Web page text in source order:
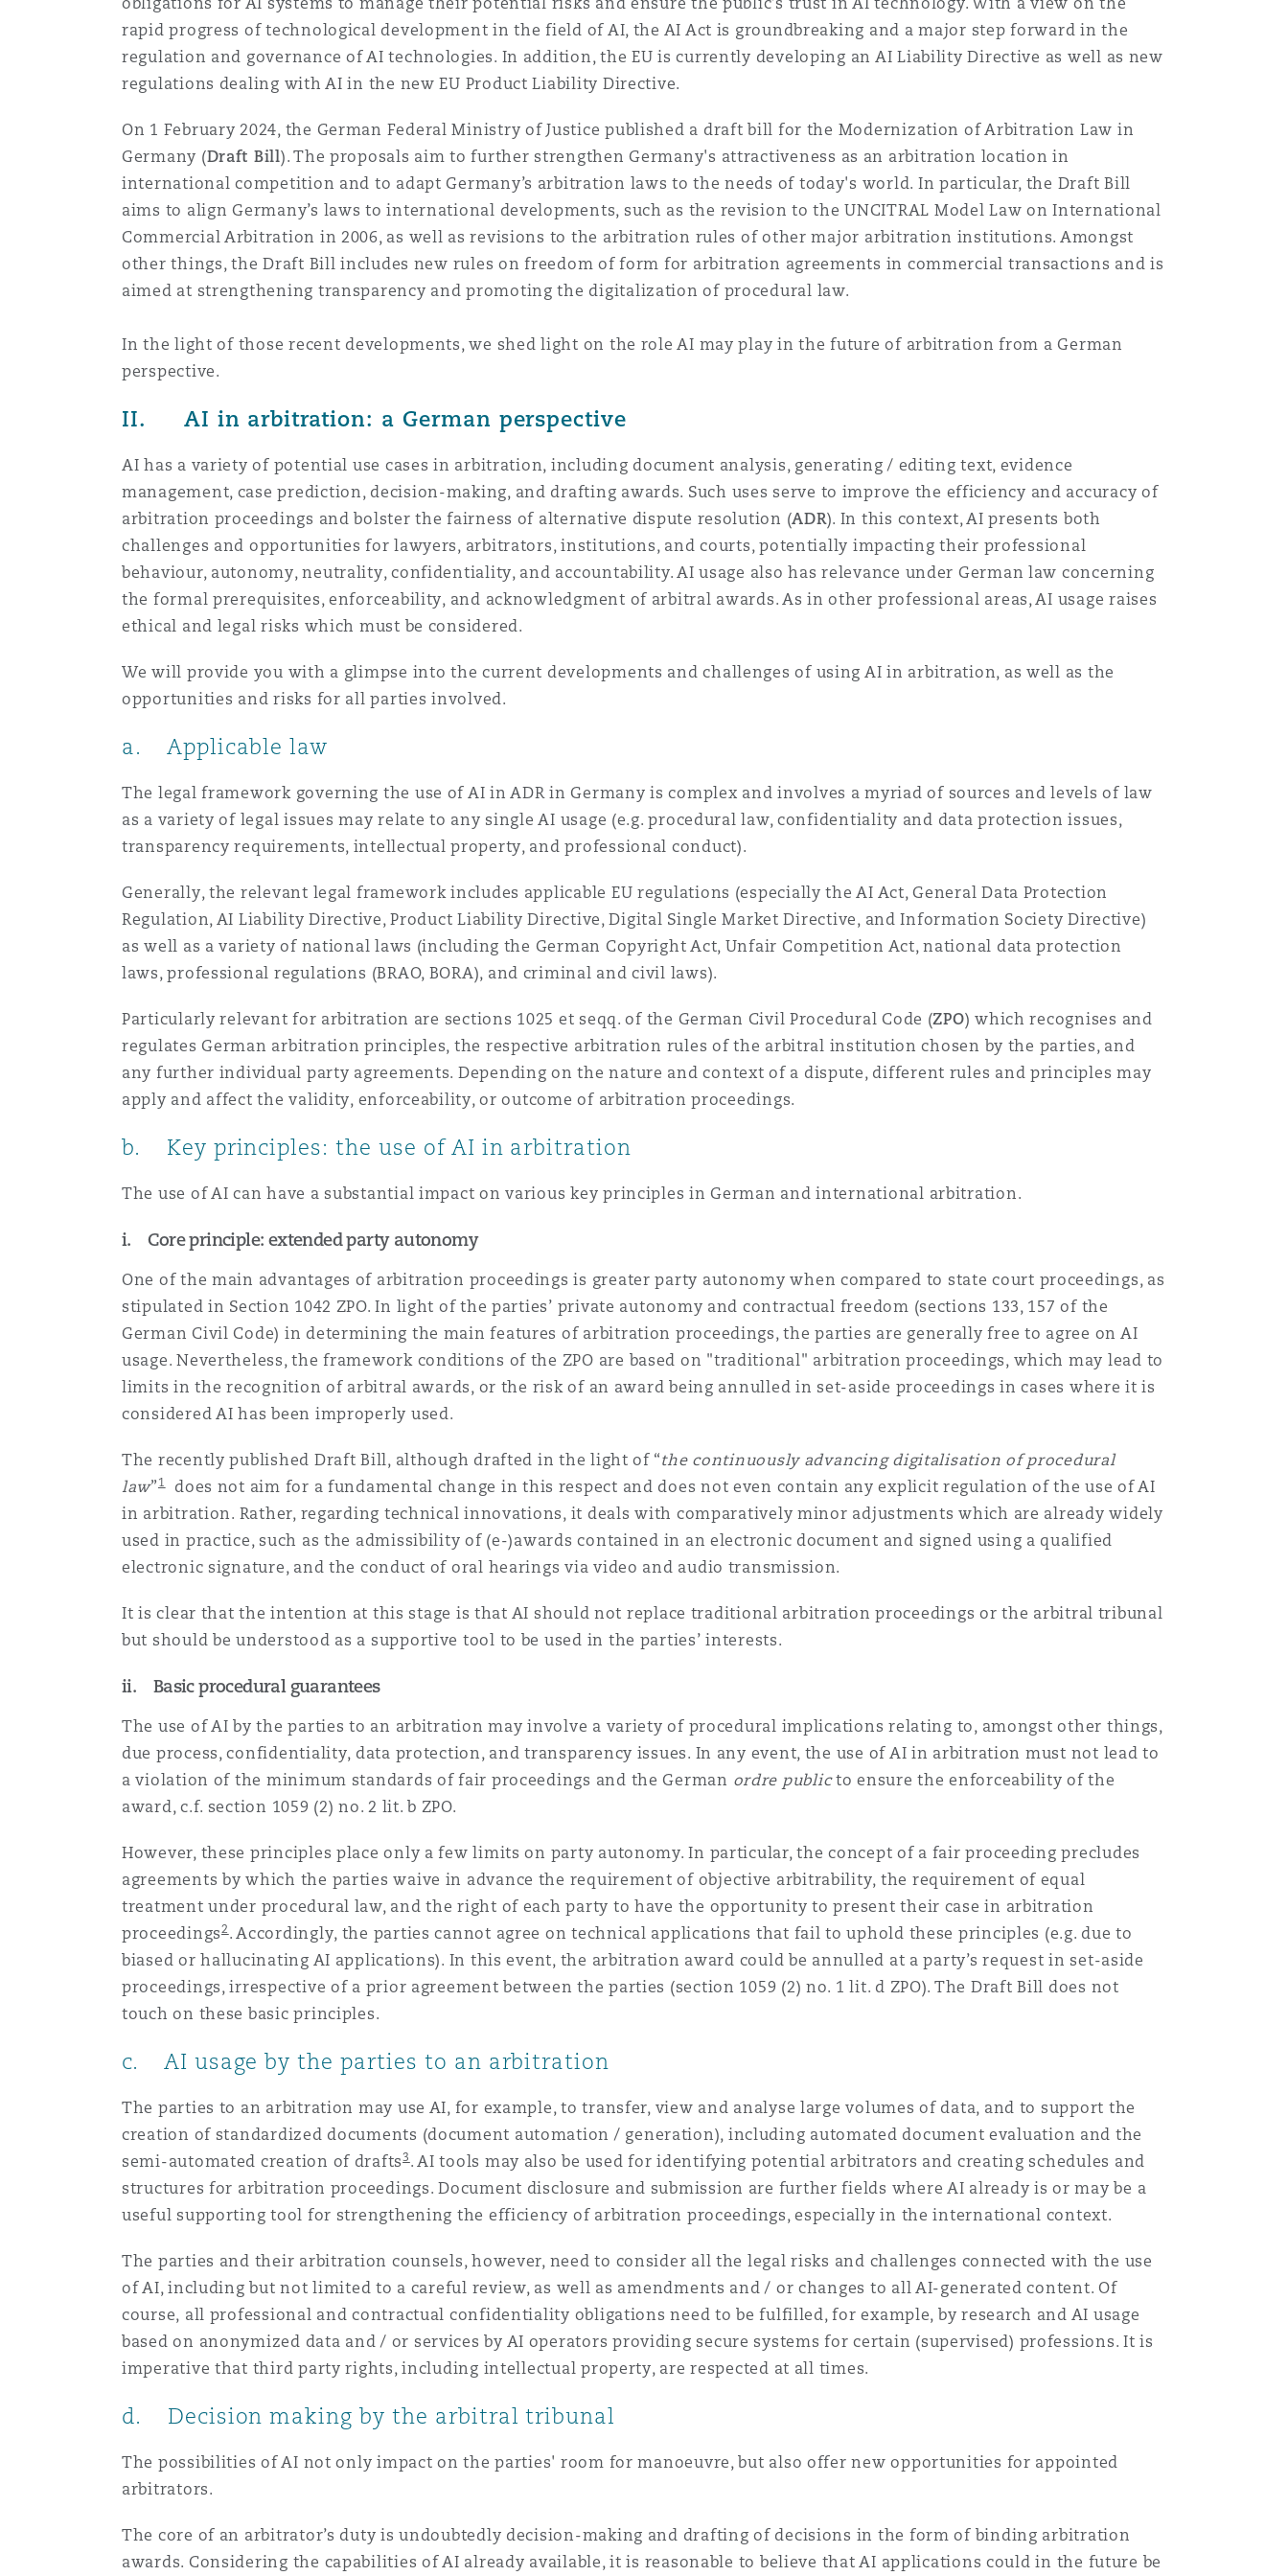
Couverture d’assurance
Entretien, réparation et remise en état
Droit aérien commercial non
contentieux
Droit réglementaire
Satellites et espace
Technologie, externalisation et données
Soins de santé
Couverture d’assurance
Droit maritime
Risques politiques et crédit commercial
Responsabilité du fabricant et rappel de
produits
Assurance biens
Réassurance
Assurance spécialisée
Orange County
Glasgow, G1 Building
Londres, The St Botolph Building
Manchester, 2 New Bailey
rapid progress of technological development in the field of AI, the AI Act is groundbreaking and a major step forward in the
regulation and governance of AI technologies. In addition, the EU is currently developing an AI Liability Directive as well as new
regulations dealing with AI in the new EU Product Liability Directive.
On 1 February 2024, the German Federal Ministry of Justice published a draft bill for the Modernization of Arbitration Law in
Germany (Draft Bill). The proposals aim to further strengthen Germany's attractiveness as an arbitration location in
international competition and to adapt Germany’s arbitration laws to the needs of today's world. In particular, the Draft Bill
aims to align Germany’s laws to international developments, such as the revision to the UNCITRAL Model Law on International
Commercial Arbitration in 2006, as well as revisions to the arbitration rules of other major arbitration institutions. Amongst
other things, the Draft Bill includes new rules on freedom of form for arbitration agreements in commercial transactions and is
aimed at strengthening transparency and promoting the digitalization of procedural law.
In the light of those recent developments, we shed light on the role AI may play in the future of arbitration from a German
perspective.
II. AI in arbitration: a German perspective
AI has a variety of potential use cases in arbitration, including document analysis, generating / editing text, evidence
management, case prediction, decision-making, and drafting awards. Such uses serve to improve the efficiency and accuracy of
arbitration proceedings and bolster the fairness of alternative dispute resolution (ADR). In this context, AI presents both
challenges and opportunities for lawyers, arbitrators, institutions, and courts, potentially impacting their professional
behaviour, autonomy, neutrality, confidentiality, and accountability. AI usage also has relevance under German law concerning
the formal prerequisites, enforceability, and acknowledgment of arbitral awards. As in other professional areas, AI usage raises
ethical and legal risks which must be considered.
We will provide you with a glimpse into the current developments and challenges of using AI in arbitration, as well as the
opportunities and risks for all parties involved.
a. Applicable law
The legal framework governing the use of AI in ADR in Germany is complex and involves a myriad of sources and levels of law
as a variety of legal issues may relate to any single AI usage (e.g. procedural law, confidentiality and data protection issues,
transparency requirements, intellectual property, and professional conduct).
Generally, the relevant legal framework includes applicable EU regulations (especially the AI Act, General Data Protection
Regulation, AI Liability Directive, Product Liability Directive, Digital Single Market Directive, and Information Society Directive)
as well as a variety of national laws (including the German Copyright Act, Unfair Competition Act, national data protection
laws, professional regulations (BRAO, BORA), and criminal and civil laws).
Particularly relevant for arbitration are sections 1025 et seqq. of the German Civil Procedural Code (ZPO) which recognises and
regulates German arbitration principles, the respective arbitration rules of the arbitral institution chosen by the parties, and
any further individual party agreements. Depending on the nature and context of a dispute, different rules and principles may
apply and affect the validity, enforceability, or outcome of arbitration proceedings.
b. Key principles: the use of AI in arbitration
The use of AI can have a substantial impact on various key principles in German and international arbitration.
i. Core principle: extended party autonomy
One of the main advantages of arbitration proceedings is greater party autonomy when compared to state court proceedings, as
stipulated in Section 1042 ZPO. In light of the parties’ private autonomy and contractual freedom (sections 133, 157 of the
German Civil Code) in determining the main features of arbitration proceedings, the parties are generally free to agree on AI
usage. Nevertheless, the framework conditions of the ZPO are based on "traditional" arbitration proceedings, which may lead to
limits in the recognition of arbitral awards, or the risk of an award being annulled in set-aside proceedings in cases where it is
considered AI has been improperly used.
The recently published Draft Bill, although drafted in the light of “the continuously advancing digitalisation of procedural
law”1does not aim for a fundamental change in this respect and does not even contain any explicit regulation of the use of AI
in arbitration. Rather, regarding technical innovations, it deals with comparatively minor adjustments which are already widely
used in practice, such as the admissibility of (e-)awards contained in an electronic document and signed using a qualified
electronic signature, and the conduct of oral hearings via video and audio transmission.
It is clear that the intention at this stage is that AI should not replace traditional arbitration proceedings or the arbitral tribunal
but should be understood as a supportive tool to be used in the parties’ interests.
ii. Basic procedural guarantees
The use of AI by the parties to an arbitration may involve a variety of procedural implications relating to, amongst other things,
due process, confidentiality, data protection, and transparency issues. In any event, the use of AI in arbitration must not lead to
a violation of the minimum standards of fair proceedings and the German ordre publicto ensure the enforceability of the
award, c.f. section 1059 (2) no. 2 lit. b ZPO.
However, these principles place only a few limits on party autonomy. In particular, the concept of a fair proceeding precludes
agreements by which the parties waive in advance the requirement of objective arbitrability, the requirement of equal
treatment under procedural law, and the right of each party to have the opportunity to present their case in arbitration
proceedings2. Accordingly, the parties cannot agree on technical applications that fail to uphold these principles (e.g. due to
biased or hallucinating AI applications). In this event, the arbitration award could be annulled at a party’s request in set-aside
proceedings, irrespective of a prior agreement between the parties (section 1059 (2) no. 1 lit. d ZPO). The Draft Bill does not
touch on these basic principles.
c. AI usage by the parties to an arbitration
The parties to an arbitration may use AI, for example, to transfer, view and analyse large volumes of data, and to support the
creation of standardized documents (document automation / generation), including automated document evaluation and the
semi-automated creation of drafts3. AI tools may also be used for identifying potential arbitrators and creating schedules and
structures for arbitration proceedings. Document disclosure and submission are further fields where AI already is or may be a
useful supporting tool for strengthening the efficiency of arbitration proceedings, especially in the international context.
The parties and their arbitration counsels, however, need to consider all the legal risks and challenges connected with the use
of AI, including but not limited to a careful review, as well as amendments and / or changes to all AI-generated content. Of
course, all professional and contractual confidentiality obligations need to be fulfilled, for example, by research and AI usage
based on anonymized data and / or services by AI operators providing secure systems for certain (supervised) professions. It is
imperative that third party rights, including intellectual property, are respected at all times.
d. Decision making by the arbitral tribunal
The possibilities of AI not only impact on the parties' room for manoeuvre, but also offer new opportunities for appointed
arbitrators.
The core of an arbitrator’s duty is undoubtedly decision-making and drafting of decisions in the form of binding arbitration
awards. Considering the capabilities of AI already available, it is reasonable to believe that AI applications could in the future be